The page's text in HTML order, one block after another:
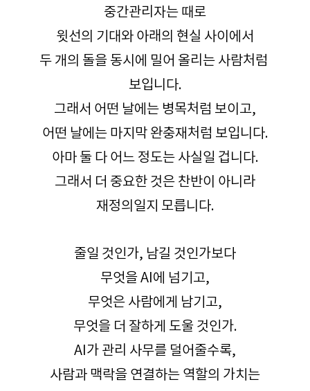
중간관리자는 때로
윗선의 기대와 아래의 현실 사이에서
두 개의 돌을 동시에 밀어 올리는 사람처럼
보입니다.
그래서 어떤 날에는 병목처럼 보이고,
어떤 날에는 마지막 완충재처럼 보입니다.
아마 둘 다 어느 정도는 사실일 겁니다.
그래서 더 중요한 것은 찬반이 아니라
재정의일지 모릅니다.
줄일 것인가, 남길 것인가보다
무엇을 AI에 넘기고,
무엇은 사람에게 남기고,
무엇을 더 잘하게 도울 것인가.
AI가 관리 사무를 덜어줄수록,
사람과 맥락을 연결하는 역할의 가치는